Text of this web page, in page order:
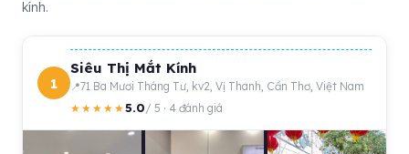
kính.
1
Siêu Thị Mắt Kính
71 Ba Mươi Tháng Tư, kv2, Vị Thanh, Cần Thơ, Việt Nam
★★★★★5.0 / 5 · 4 đánh giá